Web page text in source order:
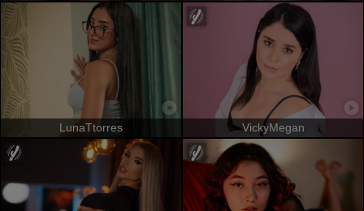
LunaTtorres VickyMegan